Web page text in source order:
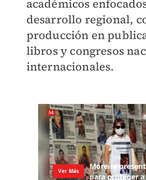
académicos
desarrollo regional,
producción en
libros y congresos
internacionales.